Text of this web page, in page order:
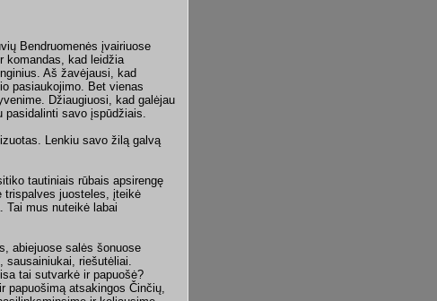
Bendruomenės įvairiuose
komandas, kad leidžia
Aš žavėjausi, kad
pasiaukojimo. Bet vienas
Džiaugiuosi, kad galėjau
pasidalinti savo įspūdžiais.
Lenkiu savo žilą galvą
tautiniais rūbais apsirengę
trispalves juosteles, įteikė
mus nuteikė labai
abiejuose salės šonuose
sausainiukai, riešutėliai.
tai sutvarkė ir papuošė?
papuošimą atsakingos Činčių,